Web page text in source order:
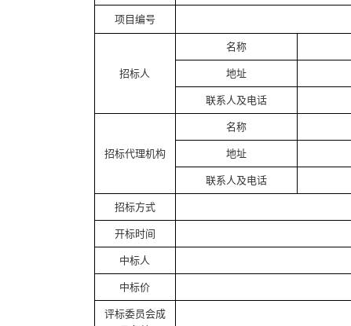
项目编号
招标人
名称
地址
联系人及电话
招标代理机构
名称
地址
联系人及电话
招标方式
开标时间
中标人
中标价
评标委员会成